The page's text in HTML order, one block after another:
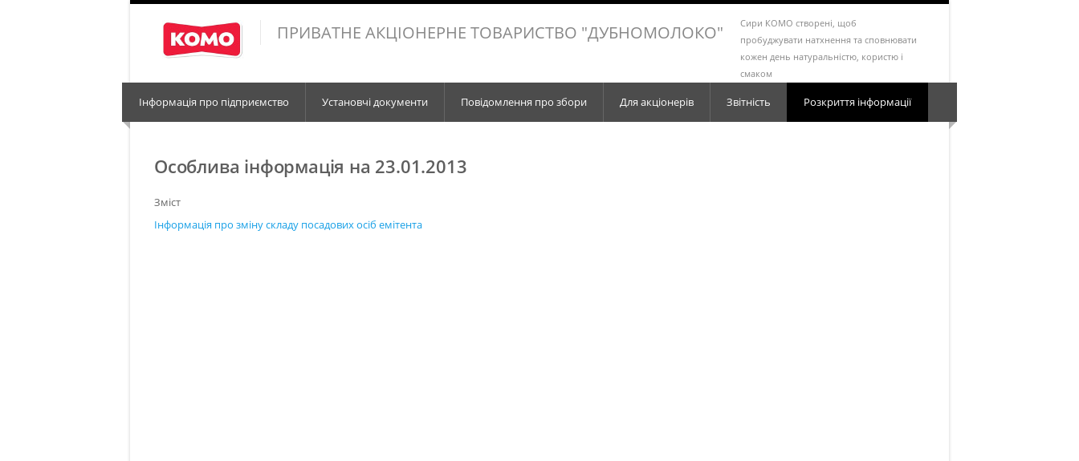
ПРИВАТНЕ АКЦІОНЕРНЕ ТОВАРИСТВО "ДУБНОМОЛОКО"
Сири КОМО створені, щоб
пробуджувати натхнення та сповнювати
кожен день натуральністю, користю і
смаком
Інформація про підприємство Установчі документи Повідомлення про збори Для акціонерів Звітність Розкриття інформації
Особлива інформація на 23.01.2013
Зміст
Інформація про зміну складу посадових осіб eмітента